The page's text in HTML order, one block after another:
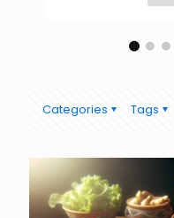
Categories Tags